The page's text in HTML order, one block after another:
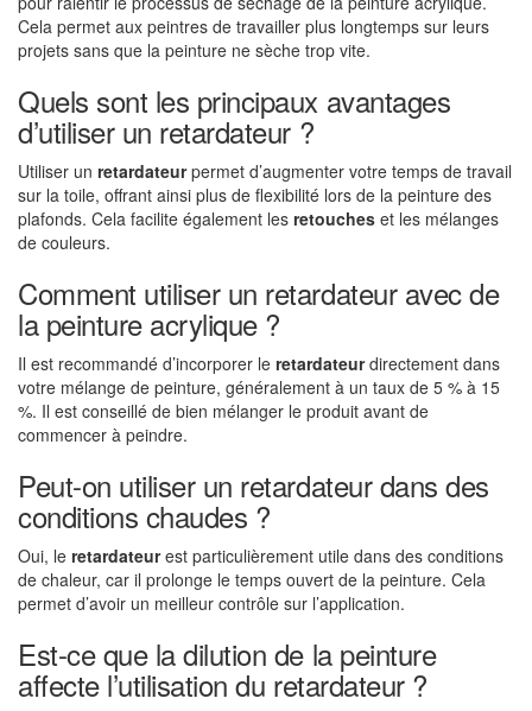
Cela permet aux peintres de travailler plus longtemps sur leurs
projets sans que la peinture ne sèche trop vite.
Quels sont les principaux avantages
d’utiliser un retardateur ?
Utiliser un retardateurpermet d’augmenter votre temps de travail
sur la toile, offrant ainsi plus de flexibilité lors de la peinture des
plafonds. Cela facilite également les retouches et les mélanges
de couleurs.
Comment utiliser un retardateur avec de
la peinture acrylique ?
Il est recommandé d’incorporer le retardateurdirectement dans
votre mélange de peinture, généralement à un taux de 5 % à 15
%. Il est conseillé de bien mélanger le produit avant de
commencer à peindre.
Peut-on utiliser un retardateur dans des
conditions chaudes ?
Oui, le retardateurest particulièrement utile dans des conditions
de chaleur, car il prolonge le temps ouvert de la peinture. Cela
permet d’avoir un meilleur contrôle sur l’application.
Est-ce que la dilution de la peinture
affecte l’utilisation du retardateur ?